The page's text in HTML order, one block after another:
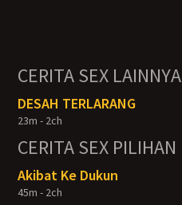
CERITA SEX LAINNYA
DESAH TERLARANG
23m - 2ch
CERITA SEX PILIHAN
Akibat Ke Dukun
45m - 2ch